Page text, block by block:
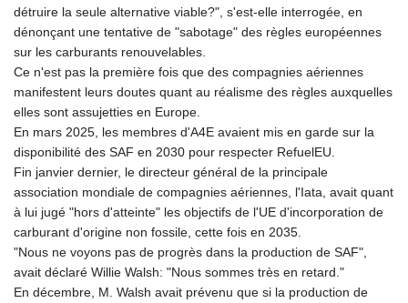
détruire la seule alternative viable?", s'est-elle interrogée, en
dénonçant une tentative de "sabotage" des règles européennes
sur les carburants renouvelables.
Ce n'est pas la première fois que des compagnies aériennes
manifestent leurs doutes quant au réalisme des règles auxquelles
elles sont assujetties en Europe.
En mars 2025, les membres d'A4E avaient mis en garde sur la
disponibilité des SAF en 2030 pour respecter RefuelEU.
Fin janvier dernier, le directeur général de la principale
association mondiale de compagnies aériennes, l'Iata, avait quant
à lui jugé "hors d'atteinte" les objectifs de l'UE d'incorporation de
carburant d'origine non fossile, cette fois en 2035.
"Nous ne voyons pas de progrès dans la production de SAF",
avait déclaré Willie Walsh: "Nous sommes très en retard."
En décembre, M. Walsh avait prévenu que si la production de